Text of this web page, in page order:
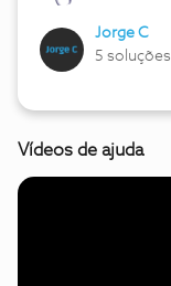
Jorge C
5 soluções
Vídeos de ajuda